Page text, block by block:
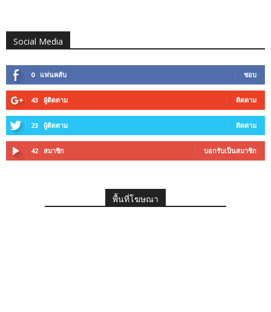
Social Media
0 แฟนคลับ ชอบ
43 ผู้ติดตาม ติดตาม
23 ผู้ติดตาม ติดตาม
42 สมาชิก บอกรับเป็นสมาชิก
พื้นที่โฆษณา